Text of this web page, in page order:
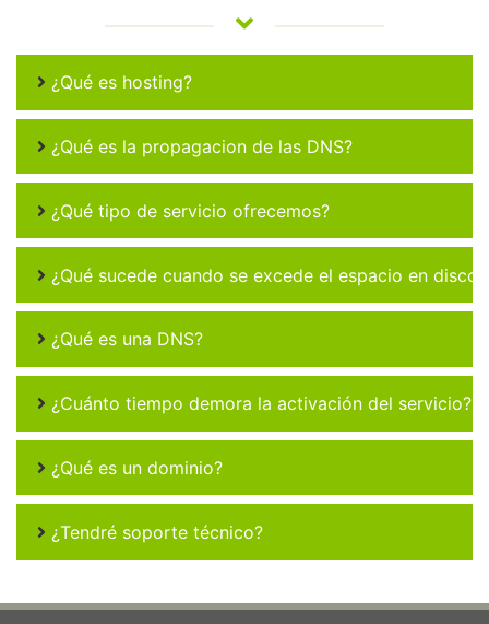
¿Qué es hosting?
¿Qué es la propagacion de las DNS?
¿Qué tipo de servicio ofrecemos?
¿Qué sucede cuando se excede el espacio en disco
¿Qué es una DNS?
¿Cuánto tiempo demora la activación del servicio?
¿Qué es un dominio?
¿Tendré soporte técnico?